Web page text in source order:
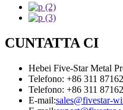
CUNTATTA CI
Hebei Five-Star Metal
Telefono: +86 311
Telefono: +86 311
E-mail:sales@fivestar-